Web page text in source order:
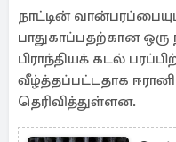
நாட்டின்
பாதுகாப்பதற்கான
பிராந்தியக் கடல்
வீழ்த்தப்பட்டதாக
தெரிவித்துள்ளன.